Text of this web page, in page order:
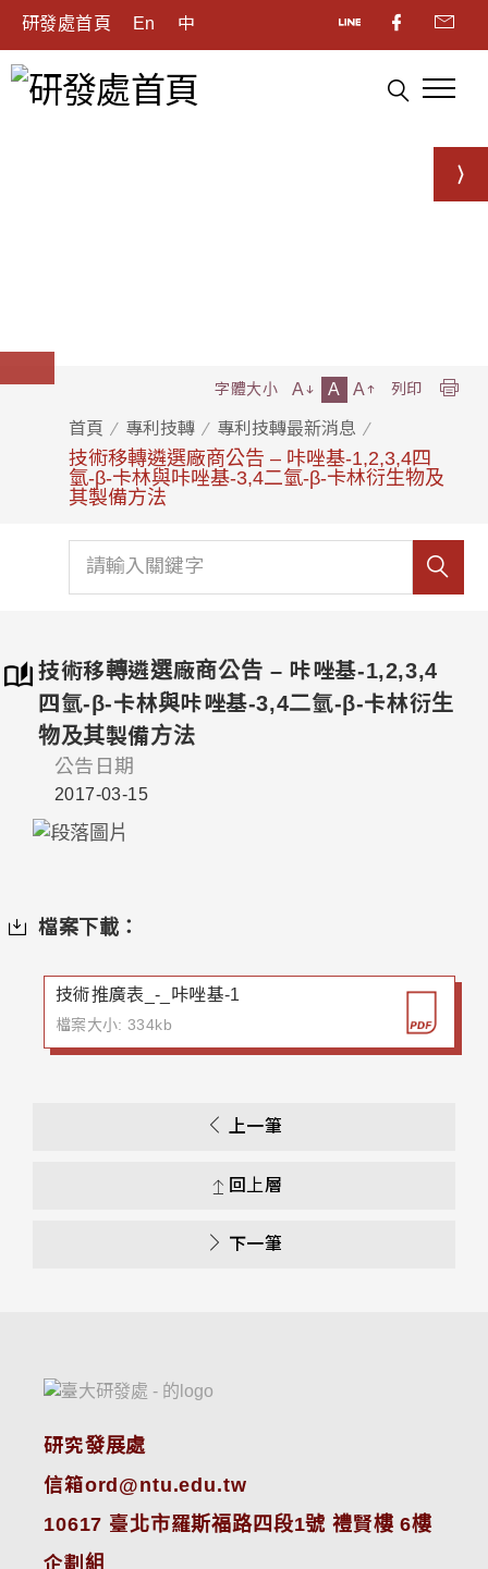
研發處首頁 En 中
首頁 專利技轉 專利技轉最新消息
技術移轉遴選廠商公告 – 咔唑基-1,2,3,4四
氫-β-卡林與咔唑基-3,4二氫-β-卡林衍生物及
其製備方法
字體大小 A A A 列印
技術移轉遴選廠商公告 – 咔唑基-1,2,3,4
四氫-β-卡林與咔唑基-3,4二氫-β-卡林衍生
物及其製備方法
公告日期
2017-03-15
檔案下載：
技術推廣表_-_咔唑基-1
檔案大小: 334kb
上一筆
回上層
下一筆
研究發展處
信箱ord@ntu.edu.tw
10617 臺北市羅斯福路四段1號 禮賢樓 6樓
企劃組